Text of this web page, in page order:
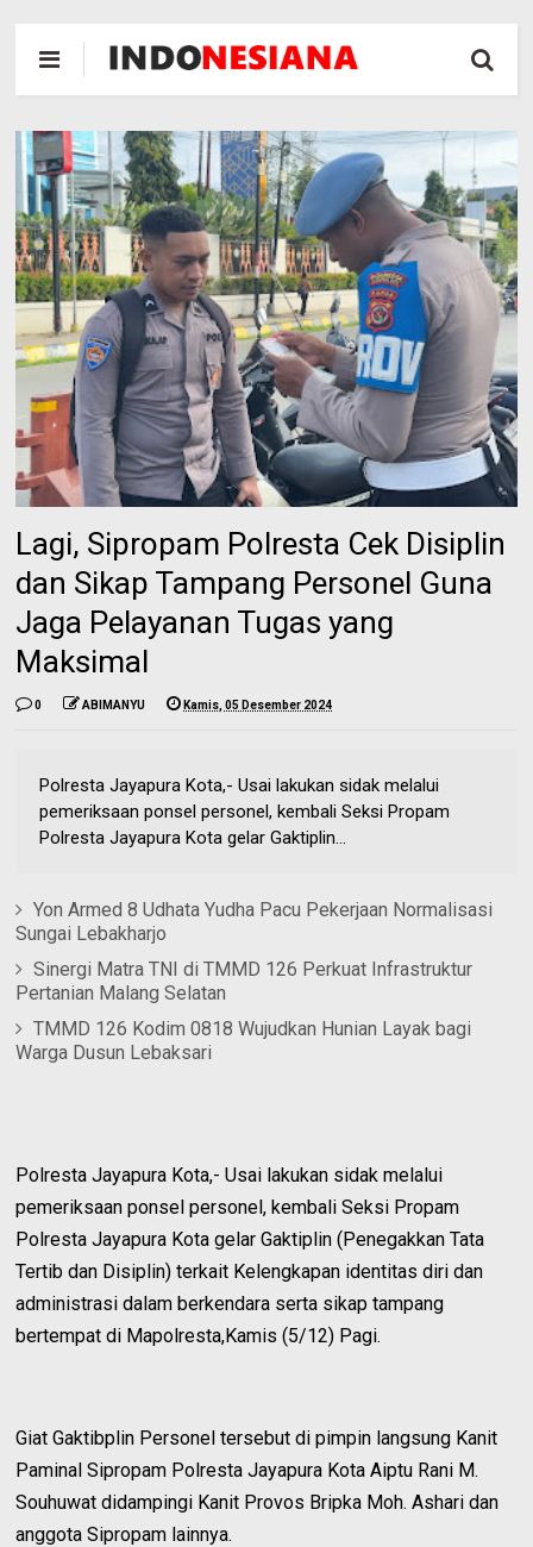
Lagi, Sipropam Polresta Cek Disiplin
dan Sikap Tampang Personel Guna
Jaga Pelayanan Tugas yang
Maksimal
0 ABIMANYU Kamis, 05 Desember 2024
Polresta Jayapura Kota,- Usai lakukan sidak melalui
pemeriksaan ponsel personel, kembali Seksi Propam
Polresta Jayapura Kota gelar Gaktiplin...
Yon Armed 8 Udhata Yudha Pacu Pekerjaan Normalisasi
Sungai Lebakharjo
Sinergi Matra TNI di TMMD 126 Perkuat Infrastruktur
Pertanian Malang Selatan
TMMD 126 Kodim 0818 Wujudkan Hunian Layak bagi
Warga Dusun Lebaksari
Polresta Jayapura Kota,- Usai lakukan sidak melalui
pemeriksaan ponsel personel, kembali Seksi Propam
Polresta Jayapura Kota gelar Gaktiplin (Penegakkan Tata
Tertib dan Disiplin) terkait Kelengkapan identitas diri dan
administrasi dalam berkendara serta sikap tampang
bertempat di Mapolresta,Kamis (5/12) Pagi.
Giat Gaktibplin Personel tersebut di pimpin langsung Kanit
Paminal Sipropam Polresta Jayapura Kota Aiptu Rani M.
Souhuwat didampingi Kanit Provos Bripka Moh. Ashari dan
anggota Sipropam lainnya.